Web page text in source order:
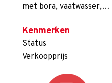
met bora, vaatwasser,…
Kenmerken
Status
Verkoopprijs